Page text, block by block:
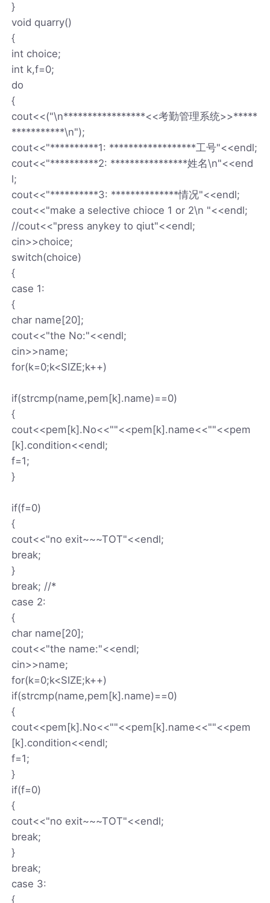
}
void quarry()
{
int choice;
int k,f=0;
do
{
cout<<("\n*****************<<考勤管理系统>>*****
***********\n");
cout<<"**********1: ******************工号"<<endl;
cout<<"**********2: ****************姓名\n"<<end
l;
cout<<"**********3: **************情况"<<endl;
cout<<"make a selective chioce 1 or 2\n "<<endl;
//cout<<"press anykey to qiut"<<endl;
cin>>choice;
switch(choice)
{
case 1:
{
char name[20];
cout<<"the No:"<<endl;
cin>>name;
for(k=0;k<SIZE;k++)
if(strcmp(name,pem[k].name)==0)
{
cout<<pem[k].No<<""<<pem[k].name<<""<<pem
[k].condition<<endl;
f=1;
}
if(f=0)
{
cout<<"no exit~~~TOT"<<endl;
break;
}
break; //*
case 2:
{
char name[20];
cout<<"the name:"<<endl;
cin>>name;
for(k=0;k<SIZE;k++)
if(strcmp(name,pem[k].name)==0)
{
cout<<pem[k].No<<""<<pem[k].name<<""<<pem
[k].condition<<endl;
f=1;
}
if(f=0)
{
cout<<"no exit~~~TOT"<<endl;
break;
}
break;
case 3:
{